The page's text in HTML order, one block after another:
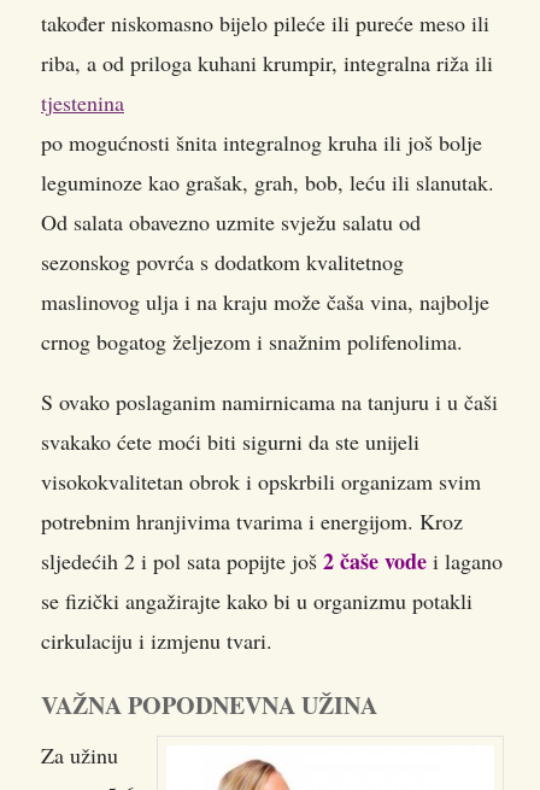
također niskomasno bijelo pileće ili pureće meso ili
riba, a od priloga kuhani krumpir, integralna riža ili
tjestenina
po mogućnosti šnita integralnog kruha ili još bolje
leguminoze kao grašak, grah, bob, leću ili slanutak.
Od salata obavezno uzmite svježu salatu od
sezonskog povrća s dodatkom kvalitetnog
maslinovog ulja i na kraju može čaša vina, najbolje
crnog bogatog željezom i snažnim polifenolima.
S ovako poslaganim namirnicama na tanjuru i u čaši
svakako ćete moći biti sigurni da ste unijeli
visokokvalitetan obrok i opskrbili organizam svim
potrebnim hranjivima tvarima i energijom. Kroz
sljedećih 2 i pol sata popijte još 2 čaše vode i lagano
se fizički angažirajte kako bi u organizmu potakli
cirkulaciju i izmjenu tvari.
VAŽNA POPODNEVNA UŽINA
Za užinu